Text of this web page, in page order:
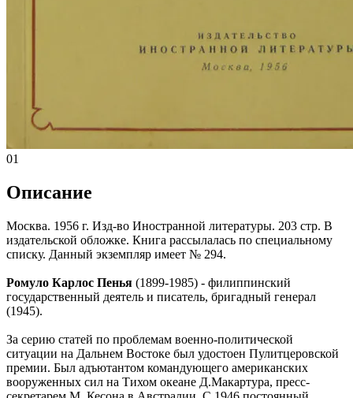
01
Описание
Москва. 1956 г. Изд-во Иностранной литературы. 203 стр. В
издательской обложке. Книга рассылалась по специальному
списку. Данный экземпляр имеет № 294.
Ромуло Карлос Пенья (1899-1985) - филиппинский
государственный деятель и писатель, бригадный генерал
(1945).
За серию статей по проблемам военно-политической
ситуации на Дальнем Востоке был удостоен Пулитцеровской
премии. Был адъютантом командующего американских
вооруженных сил на Тихом океане Д.Макартура, пресс-